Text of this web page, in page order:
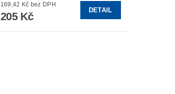
169,42 Kč bez DPH
205 Kč
DETAIL